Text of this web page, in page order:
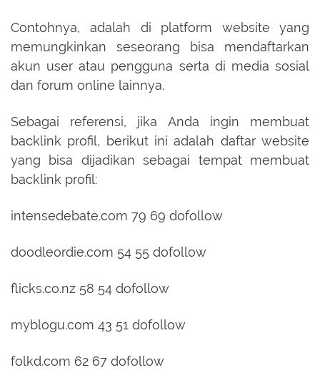
Contohnya, adalah di platform website yang
memungkinkan seseorang bisa mendaftarkan
akun user atau pengguna serta di media sosial
dan forum online lainnya.
Sebagai referensi, jika Anda ingin membuat
backlink profil, berikut ini adalah daftar website
yang bisa dijadikan sebagai tempat membuat
backlink profil:
intensedebate.com 79 69 dofollow
doodleordie.com 54 55 dofollow
flicks.co.nz 58 54 dofollow
myblogu.com 43 51 dofollow
folkd.com 62 67 dofollow